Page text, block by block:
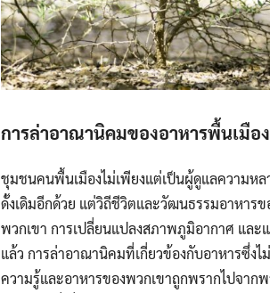
การล่าอาณานิคมของอาหารพื้นเมือง
ชุมชนคนพื้นเมืองไม่เพียงแต่เป็นผู้ดูแลความห
ดั้งเดิมอีกด้วย แต่วิถีชีวิตและวัฒนธรรมอาหาร
พวกเขา การเปลี่ยนแปลงสภาพภูมิอากาศ และ
แล้ว การล่าอาณานิคมที่เกี่ยวข้องกับอาหารซึ่ง
ความรู้และอาหารของพวกเขาถูกพรากไปจาก